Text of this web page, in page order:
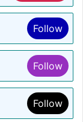
Follow
Follow
Follow